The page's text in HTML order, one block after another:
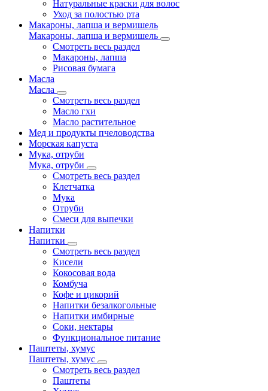
Натуральные краски для волос
Уход за полостью рта
Макароны, лапша и вермишель
Макароны, лапша и вермишель
Смотреть весь раздел
Макароны, лапша
Рисовая бумага
Масла
Масла
Смотреть весь раздел
Масло гхи
Масло растительное
Мед и продукты пчеловодства
Морская капуста
Мука, отруби
Мука, отруби
Смотреть весь раздел
Клетчатка
Мука
Отруби
Смеси для выпечки
Напитки
Напитки
Смотреть весь раздел
Кисели
Кокосовая вода
Комбуча
Кофе и цикорий
Напитки безалкогольные
Напитки имбирные
Соки, нектары
Функциональное питание
Паштеты, хумус
Паштеты, хумус
Смотреть весь раздел
Паштеты